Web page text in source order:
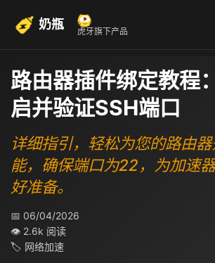
奶瓶 虎牙旗下产品
路由器插件绑定教程
启并验证SSH端口
详细指引，轻松为您的路由
能，确保端口为22，为加速
好准备。
📅 06/04/2026
👁 2.6k 阅读
🏷 网络加速